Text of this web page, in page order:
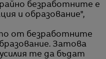
безработните е
и образование",
от безработните
Затова
те да бъдат